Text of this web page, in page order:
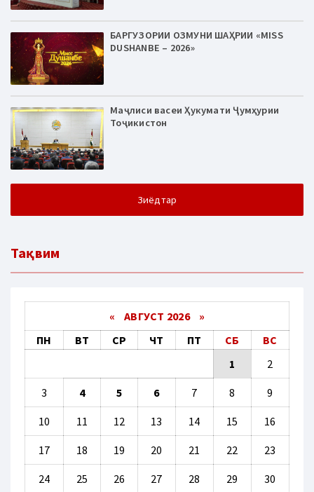
БАРГУЗОРИИ ОЗМУНИ ШАҲРИИ «MISS
DUSHANBE – 2026»
Маҷлиси васеи Ҳукумати Ҷумҳурии
Тоҷикистон
Зиёдтар
Тақвим
« АВГУСТ 2026 »
ПН
ВТ СР ЧТ ПТ СБ
ВС
1
2
3 4 5 6 7 8 9
10 11 12 13 14 15 16
17 18 19 20 21 22 23
24 25 26 27 28 29 30